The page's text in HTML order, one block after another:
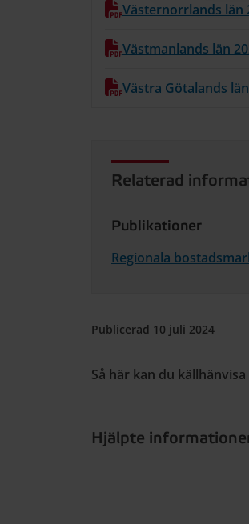
Västernorrlands län
Västmanlands län
Västra Götalands
Relaterad
Publikationer
Regionala
Publicerad 10 juli 2024
Så här kan du
Hjälpte